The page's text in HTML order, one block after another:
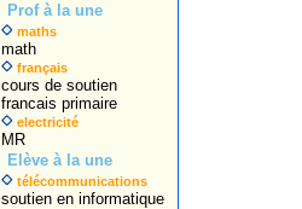
Prof à la une
maths
math
français
cours de soutien
francais primaire
electricité
MR
Elève à la une
télécommunications
soutien en informatique